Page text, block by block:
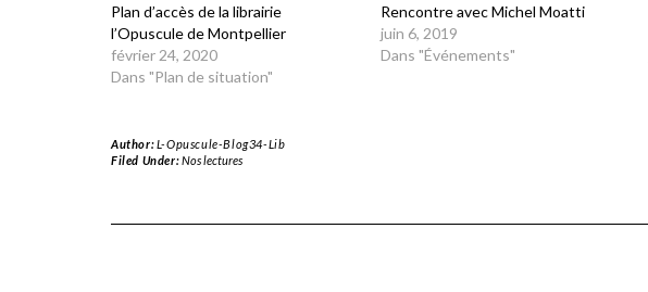
Plan d’accès de la librairie
l’Opuscule de Montpellier
février 24, 2020
Dans "Plan de situation"
Rencontre avec Michel Moatti
juin 6, 2019
Dans "Événements"
Author:L-Opuscule-Blog34-Lib
Filed Under:Nos lectures